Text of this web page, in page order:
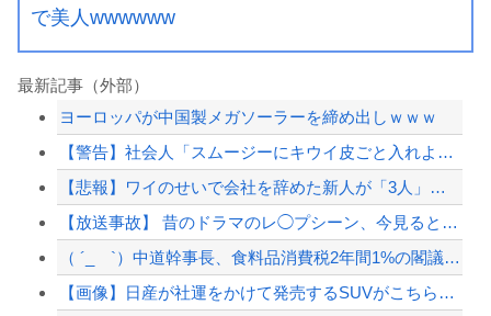
で美人wwwwww
最新記事（外部）
ヨーロッパが中国製メガソーラーを締め出しｗｗｗ
【警告】社会人「スムージーにキウイ皮ごと入れよ。これ美容にいいんだよね〜」→ 結...
【悲報】ワイのせいで会社を辞めた新人が「3人」もいたことが発覚ｗｗｗｗｗ
【放送事故】 昔のドラマのレ◯プシーン、今見るとアウトすぎる・・・
（ ´_ゝ`）中道幹事長、食料品消費税2年間1%の閣議決定を批判 → 記者「中道...
【画像】日産が社運をかけて発売するSUVがこちらです‥‥